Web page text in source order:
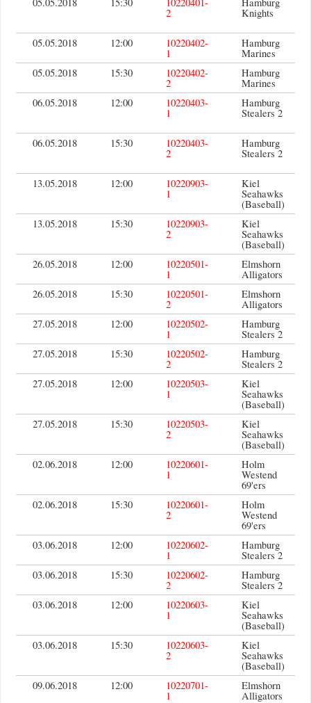
2 Knights
05.05.2018 12:00 10220402-
1
Hamburg
Marines
05.05.2018
15:30 10220402-
2
Hamburg
Marines
06.05.2018
12:00 10220403-
1
Hamburg
Stealers 2
06.05.2018 15:30 10220403-
2
Hamburg
Stealers 2
13.05.2018 12:00 10220903-
1
Kiel
Seahawks
(Baseball)
13.05.2018
15:30 10220903-
2
Kiel
Seahawks
(Baseball)
26.05.2018
12:00 10220501-
1
Elmshorn
Alligators
26.05.2018
15:30 10220501-
2
Elmshorn
Alligators
27.05.2018
12:00 10220502-
1
Hamburg
Stealers 2
27.05.2018
15:30 10220502-
2
Hamburg
Stealers 2
27.05.2018
12:00 10220503-
1
Kiel
Seahawks
(Baseball)
27.05.2018
15:30 10220503-
2
Kiel
Seahawks
(Baseball)
02.06.2018
12:00 10220601-
1
Holm
Westend
69'ers
02.06.2018
15:30 10220601-
2
Holm
Westend
69'ers
03.06.2018
12:00 10220602-
1
Hamburg
Stealers 2
03.06.2018
15:30 10220602-
2
Hamburg
Stealers 2
03.06.2018
12:00 10220603-
1
Kiel
Seahawks
(Baseball)
03.06.2018
15:30 10220603-
2
Kiel
Seahawks
(Baseball)
09.06.2018
12:00 10220701-
1
Elmshorn
Alligators